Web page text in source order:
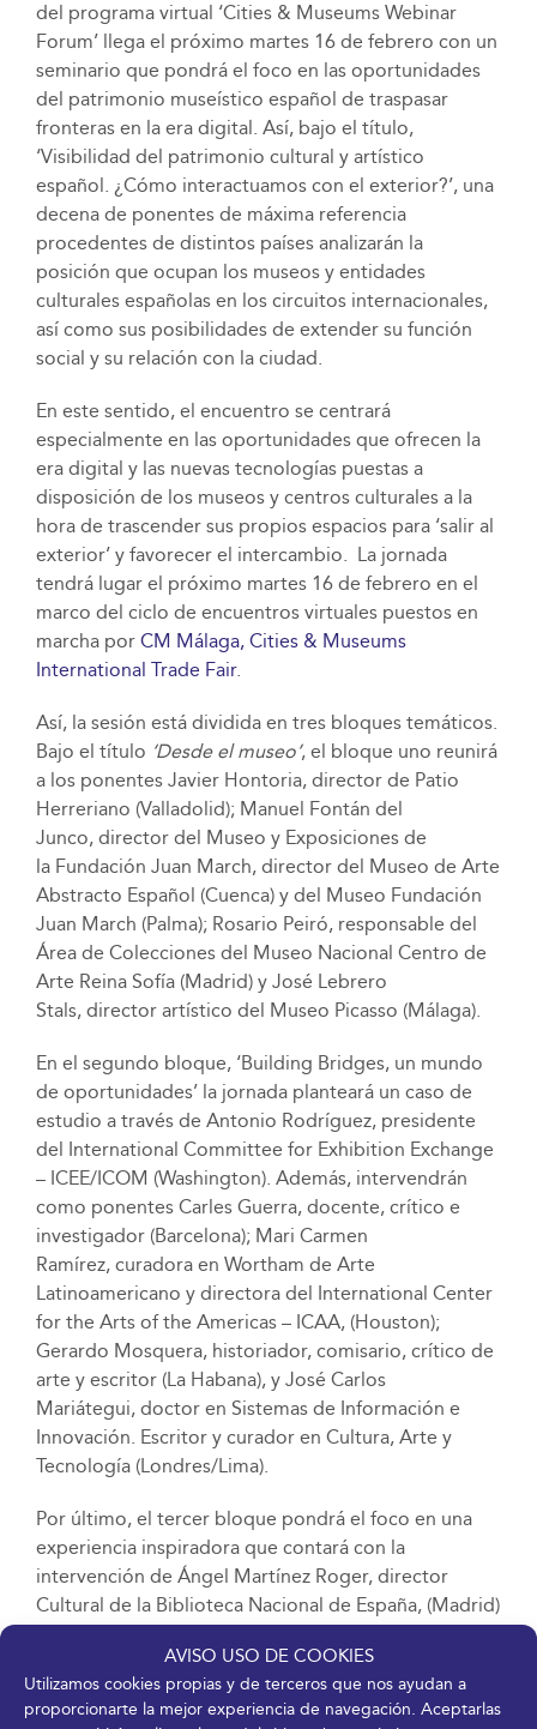
AVISO USO DE COOKIES
Utilizamos cookies propias y de terceros que nos ayudan a
proporcionarte la mejor experiencia de navegación. Aceptarlas
del programa virtual ‘Cities & Museums Webinar
Forum’ llega el próximo martes 16 de febrero con un
seminario que pondrá el foco en las oportunidades
del patrimonio museístico español de traspasar
fronteras en la era digital. Así, bajo el título,
‘Visibilidad del patrimonio cultural y artístico
español. ¿Cómo interactuamos con el exterior?’, una
decena de ponentes de máxima referencia
procedentes de distintos países analizarán la
posición que ocupan los museos y entidades
culturales españolas en los circuitos internacionales,
así como sus posibilidades de extender su función
social y su relación con la ciudad.
En este sentido, el encuentro se centrará
especialmente en las oportunidades que ofrecen la
era digital y las nuevas tecnologías puestas a
disposición de los museos y centros culturales a la
hora de trascender sus propios espacios para ‘salir al
exterior’ y favorecer el intercambio. La jornada
tendrá lugar el próximo martes 16 de febrero en el
marco del ciclo de encuentros virtuales puestos en
marcha por CM Málaga, Cities & Museums
International Trade Fair.
Así, la sesión está dividida en tres bloques temáticos.
Bajo el título ‘Desde el museo’, el bloque uno reunirá
a los ponentes Javier Hontoria, director de Patio
Herreriano (Valladolid); Manuel Fontán del
Junco, director del Museo y Exposiciones de
la Fundación Juan March, director del Museo de Arte
Abstracto Español (Cuenca) y del Museo Fundación
Juan March (Palma); Rosario Peiró, responsable del
Área de Colecciones del Museo Nacional Centro de
Arte Reina Sofía (Madrid) y José Lebrero
Stals, director artístico del Museo Picasso (Málaga).
En el segundo bloque, ‘Building Bridges, un mundo
de oportunidades’ la jornada planteará un caso de
estudio a través de Antonio Rodríguez, presidente
del International Committee for Exhibition Exchange
– ICEE/ICOM (Washington). Además, intervendrán
como ponentes Carles Guerra, docente, crítico e
investigador (Barcelona); Mari Carmen
Ramírez, curadora en Wortham de Arte
Latinoamericano y directora del International Center
for the Arts of the Americas – ICAA, (Houston);
Gerardo Mosquera, historiador, comisario, crítico de
arte y escritor (La Habana), y José Carlos
Mariátegui, doctor en Sistemas de Información e
Innovación. Escritor y curador en Cultura, Arte y
Tecnología (Londres/Lima).
Por último, el tercer bloque pondrá el foco en una
experiencia inspiradora que contará con la
intervención de Ángel Martínez Roger, director
Cultural de la Biblioteca Nacional de España, (Madrid)
Exposiciones virtuales, ¿también de libros?’.
Además, esta nueva jornada virtual de CM Málaga